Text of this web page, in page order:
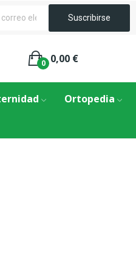
0,00 €
0
Ortopedia